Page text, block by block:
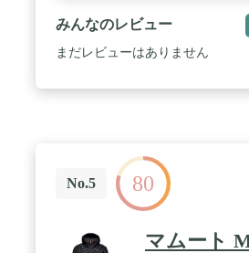
みんなのレビュー
まだレビューはありません
No.5 80
マムート